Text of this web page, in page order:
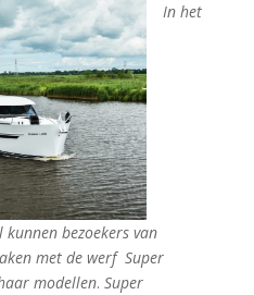
In het
bezoekers van
met de werf Super
modellen. Super